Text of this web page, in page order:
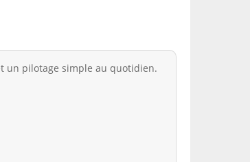
un pilotage simple au quotidien.